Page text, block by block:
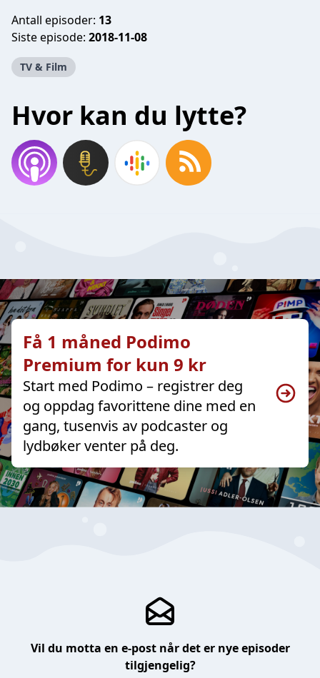
Antall episoder: 13
Siste episode: 2018-11-08
TV & Film
Hvor kan du lytte?
Få 1 måned Podimo
Premium for kun 9 kr
Start med Podimo – registrer deg
og oppdag favorittene dine med en
gang, tusenvis av podcaster og
lydbøker venter på deg.
Vil du motta en e-post når det er nye episoder
tilgjengelig?